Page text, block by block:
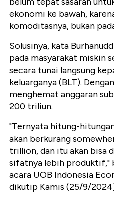
ekonomi ke bawah,
komoditasnya, bukan
Solusinya, kata
pada masyarakat miskin
secara tunai langsung
keluarganya (BLT).
menghemat anggaran
200 triliun.
"Ternyata hitung-
akan berkurang
trillion, dan itu akan bisa
sifatnya lebih produktif,"
acara UOB Indonesia
dikutip Kamis (25/9/